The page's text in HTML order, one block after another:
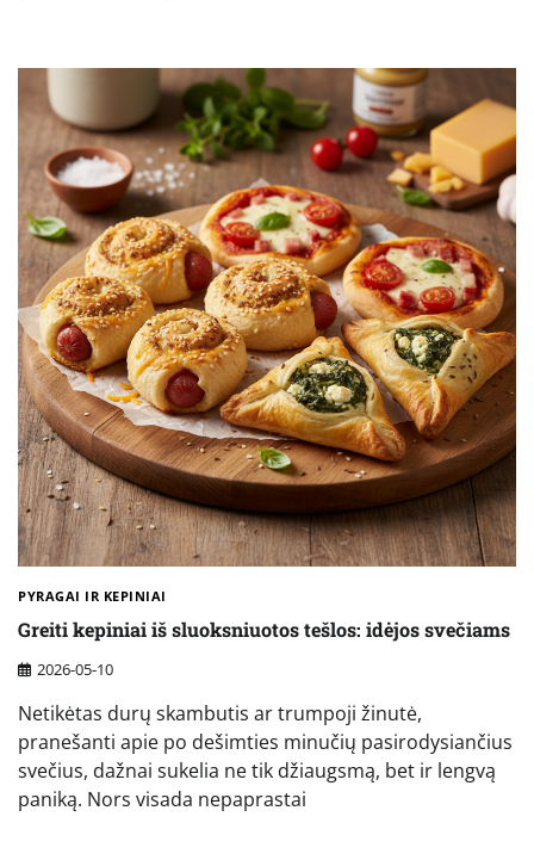
PYRAGAI IR KEPINIAI
Greiti kepiniai iš sluoksniuotos tešlos: idėjos svečiams
2026-05-10
Netikėtas durų skambutis ar trumpoji žinutė,
pranešanti apie po dešimties minučių pasirodysiančius
svečius, dažnai sukelia ne tik džiaugsmą, bet ir lengvą
paniką. Nors visada nepaprastai